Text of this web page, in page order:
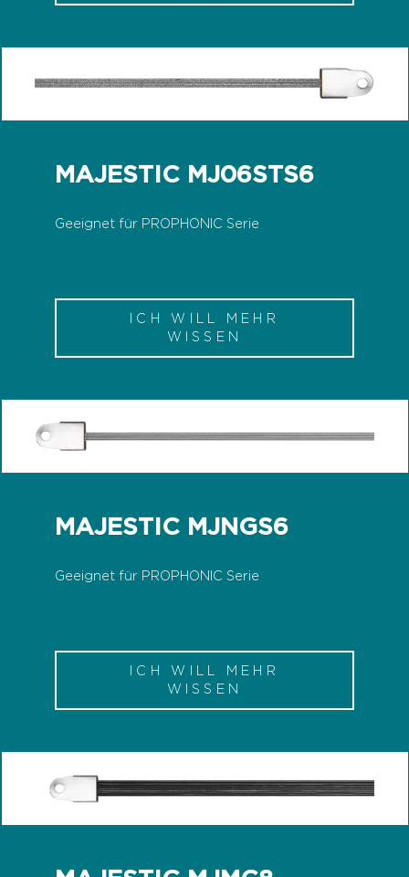
MAJESTIC MJ06STS6
Geeignet für PROPHONIC Serie
ICH WILL MEHR
WISSEN
MAJESTIC MJNGS6
Geeignet für PROPHONIC Serie
ICH WILL MEHR
WISSEN